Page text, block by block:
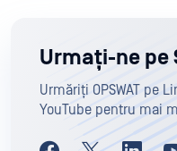
Urmați-ne pe
Urmăriți OPSWAT pe
YouTube pentru mai